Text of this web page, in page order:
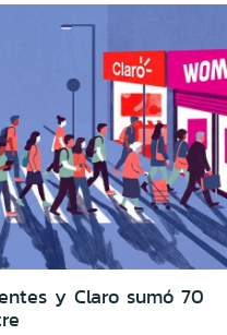
y Claro sumó 70